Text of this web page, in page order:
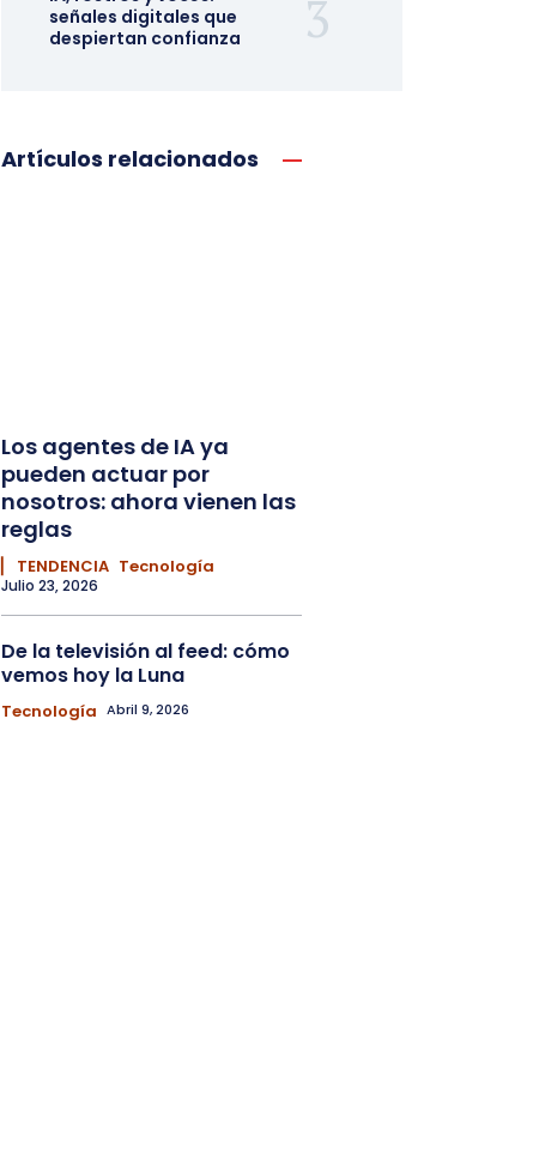
señales digitales que
despiertan confianza
Artículos relacionados
Los agentes de IA ya
pueden actuar por
nosotros: ahora vienen las
reglas
▏ TENDENCIA Tecnología
Julio 23, 2026
De la televisión al feed: cómo
vemos hoy la Luna
Tecnología Abril 9, 2026